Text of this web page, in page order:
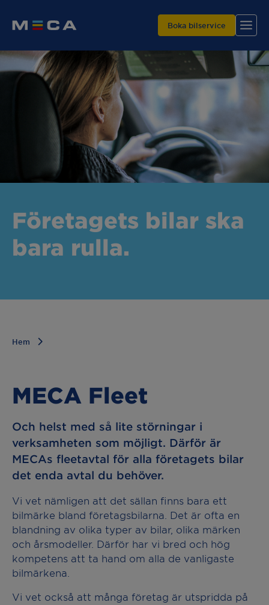
Hitta din verkstad
Våra tjänster
Varför MECA?
Boka bilservice
Företagets bilar ska
bara rulla.
Hem
MECA Fleet
Och helst med så lite störningar i
verksamheten som möjligt. Därför är
MECAs fleetavtal för alla företagets bilar
det enda avtal du behöver.
Vi vet nämligen att det sällan finns bara ett
bilmärke bland företagsbilarna. Det är ofta en
blandning av olika typer av bilar, olika märken
och årsmodeller. Därför har vi bred och hög
kompetens att ta hand om alla de vanligaste
bilmärkena.
Vi vet också att många företag är utspridda på